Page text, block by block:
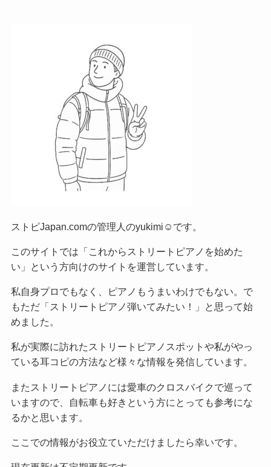
ストピJapan.comの管理人のyukimi☺です。
このサイトでは「これからストリートピアノを始めた
い」という方向けのサイトを運営しています。
私自身プロでもなく、ピアノもうまいわけでもない。で
もただ「ストリートピアノ弾いてみたい！」と思って始
めました。
私が実際に訪れたストリートピアノスポットや私がやっ
ている耳コピの方法など様々な情報を発信しています。
またストリートピアノには愛車のクロスバイクで巡って
いますので、自転車も好きという方にとっても参考にな
るかと思います。
ここでの情報がお役立ていただけましたら幸いです。